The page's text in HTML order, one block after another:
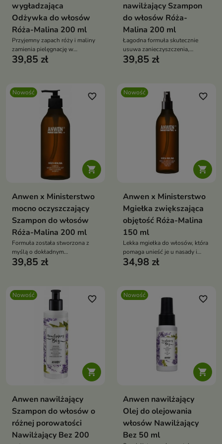
wygładzająca
Odżywka do włosów
Róża-Malina 200 ml
Przyjemny zapach róży i maliny
zamienia pielęgnację w
wyjątkowy rytuał.
39,85 zł
nawilżający Szampon
do włosów Róża-
Malina 200 ml
Łagodna formuła skutecznie
usuwa zanieczyszczenia,
jednocześnie pomagając
39,85 zł
Nowość

favorite_border
Anwen x Ministerstwo
mocno oczyszczający
Szampon do włosów
Róża-Malina 200 ml
Formuła została stworzona z
myślą o dokładnym
oczyszczaniu, które pomaga
39,85 zł
Nowość

favorite_border
Anwen x Ministerstwo
Mgiełka zwiększająca
objętość Róża-Malina
150 ml
Lekka mgiełka do włosów, która
pomaga unieść je u nasady i
nadać fryzurze większą objętość
34,98 zł
Nowość

favorite_border
Anwen nawilżający
Szampon do włosów o
różnej porowatości
Nawilżający Bez 200
Nowość

favorite_border
Anwen nawilżający
Olej do olejowania
włosów Nawilżający
Bez 50 ml